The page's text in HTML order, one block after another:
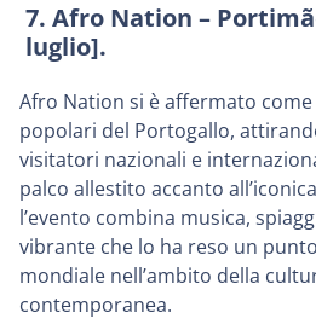
7. Afro Nation –
luglio].
Afro Nation si è affermato
popolari del Portogallo,
visitatori nazionali e
palco allestito accanto
l’evento combina musica,
vibrante che lo ha reso un
mondiale nell’ambito della
contemporanea.